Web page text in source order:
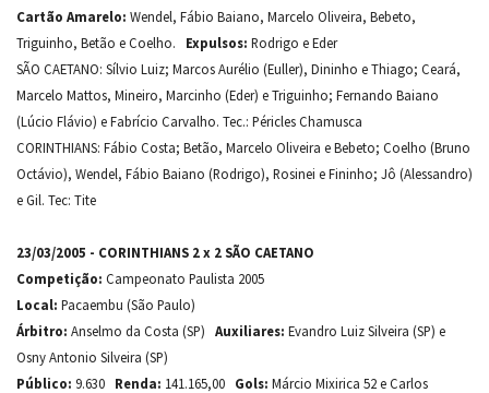
Cartão Amarelo: Wendel, Fábio Baiano, Marcelo Oliveira, Bebeto,
Triguinho, Betão e Coelho. Expulsos: Rodrigo e Eder
SÃO CAETANO: Sílvio Luiz; Marcos Aurélio (Euller), Dininho e Thiago; Ceará,
Marcelo Mattos, Mineiro, Marcinho (Eder) e Triguinho; Fernando Baiano
(Lúcio Flávio) e Fabrício Carvalho. Tec.: Péricles Chamusca
CORINTHIANS: Fábio Costa; Betão, Marcelo Oliveira e Bebeto; Coelho (Bruno
Octávio), Wendel, Fábio Baiano (Rodrigo), Rosinei e Fininho; Jô (Alessandro)
e Gil. Tec: Tite
23/03/2005 - CORINTHIANS 2 x 2 SÃO CAETANO
Competição: Campeonato Paulista 2005
Local: Pacaembu (São Paulo)
Árbitro: Anselmo da Costa (SP) Auxiliares: Evandro Luiz Silveira (SP) e
Osny Antonio Silveira (SP)
Público: 9.630 Renda: 141.165,00 Gols: Márcio Mixirica 52 e Carlos